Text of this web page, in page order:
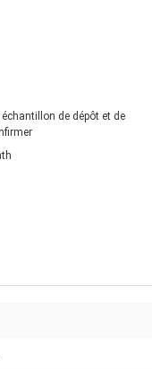
de dépôt et de